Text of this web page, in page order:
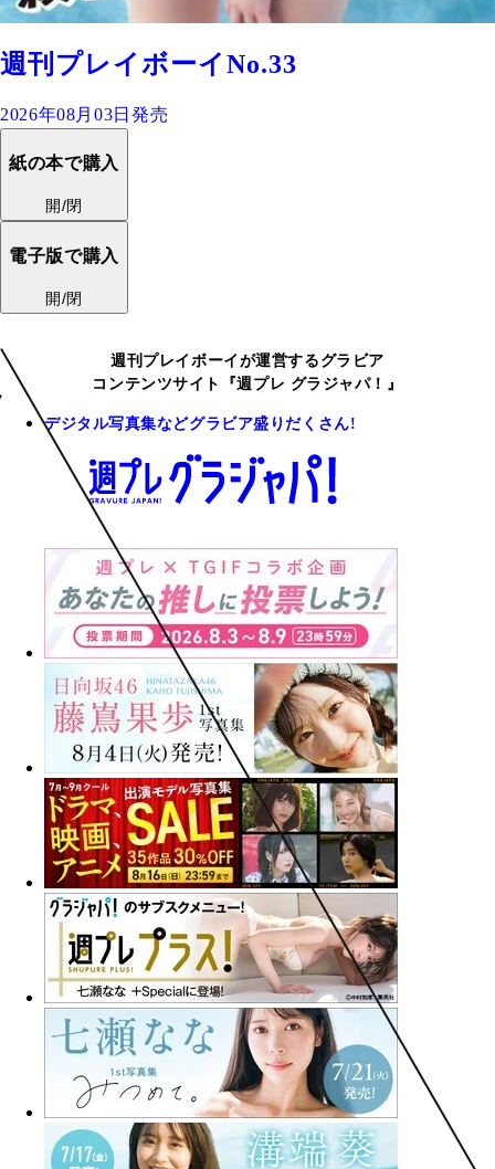
週刊プレイボーイNo.33
2026年08月03日発売
紙の本で購入
開/閉
電子版で購入
開/閉
週刊プレイボーイが運営するグラビア
コンテンツサイト『週プレ グラジャパ！』
デジタル写真集などグラビア盛りだくさん!